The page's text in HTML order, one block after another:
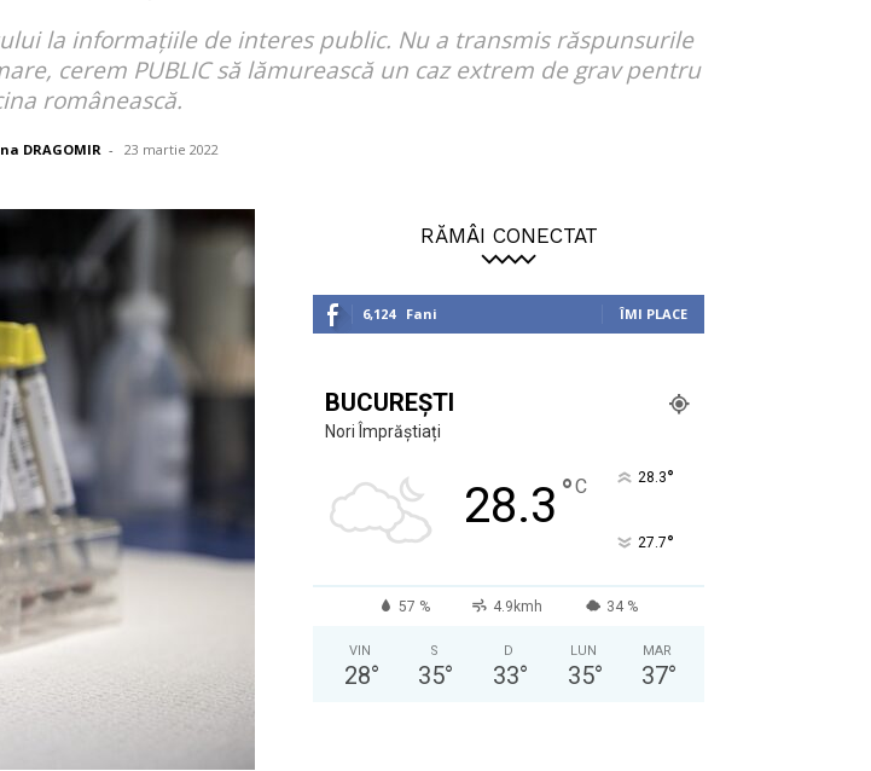
la informațiile de interes public. Nu a transmis răspunsurile
cerem PUBLIC să lămurească un caz extrem de grav pentru
românească.
DRAGOMIR - 23 martie 2022
RĂMÂI CONECTAT
6,124 Fani ÎMI PLACE
BUCUREȘTI
Nori Împrăștiați
28.3 °C 28.3°
27.7°
57 % 4.9kmh 34 %
VIN
28°
S
35°
D
33°
LUN
35°
MAR
37°